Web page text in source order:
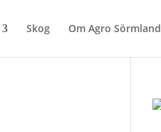
Skog Om Agro Sörmland